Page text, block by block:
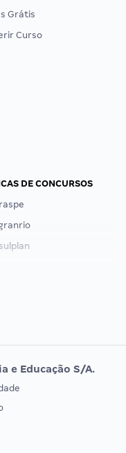
Grátis
Curso
DE CONCURSOS
DE ORDEM
e Educação S/A.